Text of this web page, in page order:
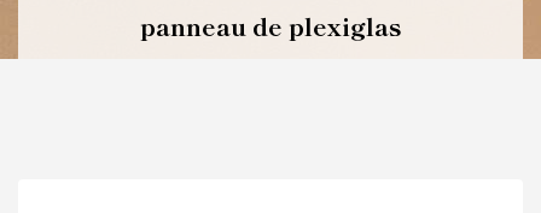
panneau de plexiglas